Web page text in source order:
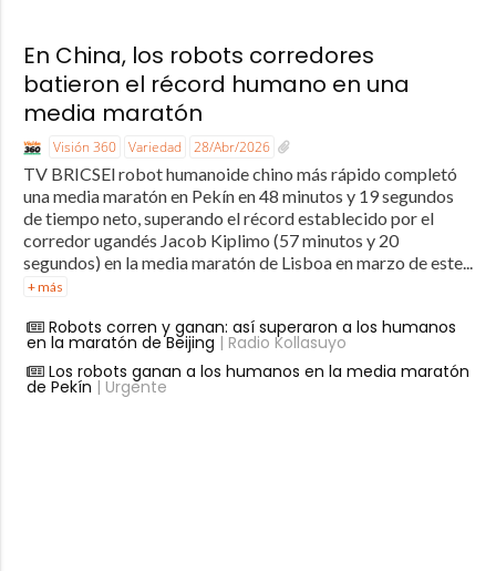
En China, los robots corredores
batieron el récord humano en una
media maratón
Visión 360 Variedad 28/Abr/2026
TV BRICSEl robot humanoide chino más rápido completó
una media maratón en Pekín en 48 minutos y 19 segundos
de tiempo neto, superando el récord establecido por el
corredor ugandés Jacob Kiplimo (57 minutos y 20
segundos) en la media maratón de Lisboa en marzo de este...
+ más
Robots corren y ganan: así superaron a los humanos
en la maratón de Beijing | Radio Kollasuyo
Los robots ganan a los humanos en la media maratón
de Pekín | Urgente